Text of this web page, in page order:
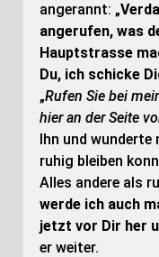
angerannt: „
angerufen, was
Hauptstrasse
Du, ich schicke
„Rufen Sie bei
hier an der Seite
Ihn und
ruhig bleiben
Alles andere als
werde ich auch
jetzt vor Dir her
er weiter.